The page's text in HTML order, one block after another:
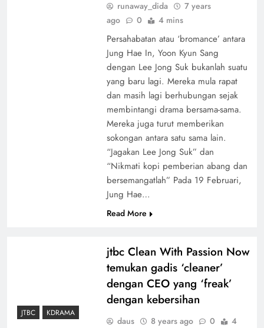
runaway_dida
7 years
ago
0 4 mins
Persahabatan atau ‘bromance’ antara
Jung Hae In, Yoon Kyun Sang
dengan Lee Jong Suk bukanlah suatu
yang baru lagi. Mereka mula rapat
dan masih lagi berhubungan sejak
membintangi drama bersama-sama.
Mereka juga turut memberikan
sokongan antara satu sama lain.
“Jagakan Lee Jong Suk” dan
“Nikmati kopi pemberian abang dan
bersemangatlah” Pada 19 Februari,
Jung Hae…
Read More
JTBC KDRAMA
jtbc Clean With Passion Now
temukan gadis ‘cleaner’
dengan CEO yang ‘freak’
dengan kebersihan
daus 8 years ago 0 4